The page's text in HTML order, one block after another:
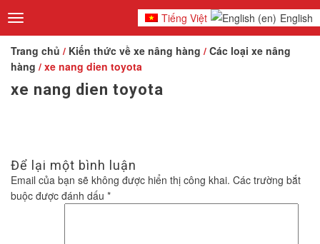
Toggle
navigation
Tiếng Việt English
Trang chủ / Kiến thức về xe nâng hàng / Các loại xe nâng
hàng / xe nang dien toyota
xe nang dien toyota
Để lại một bình luận
Email của bạn sẽ không được hiển thị công khai. Các trường bắt
buộc được đánh dấu *